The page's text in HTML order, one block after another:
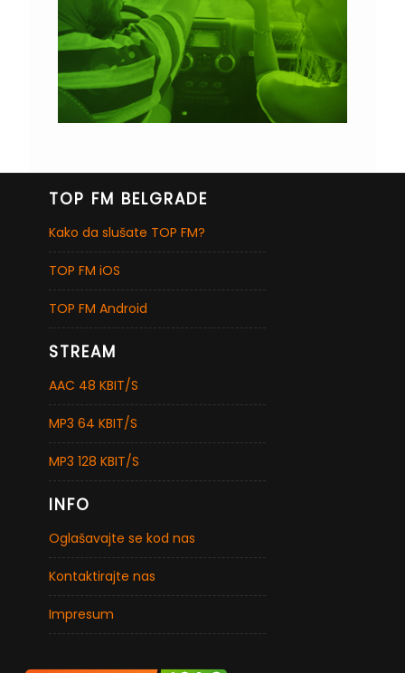
TOP FM BELGRADE
Kako da slušate TOP FM?
TOP FM iOS
TOP FM Android
STREAM
AAC 48 KBIT/S
MP3 64 KBIT/S
MP3 128 KBIT/S
INFO
Oglašavajte se kod nas
Kontaktirajte nas
Impresum